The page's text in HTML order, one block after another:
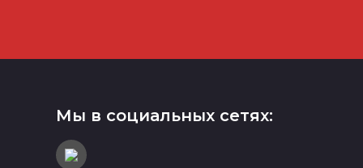
Мы в социальных сетях: